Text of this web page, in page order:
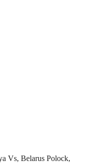
Vs, Belarus Polock,